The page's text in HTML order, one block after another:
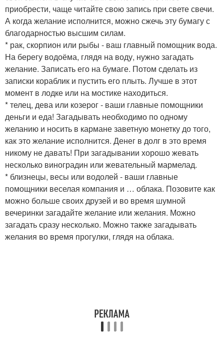
приобрести, чаще читайте свою запись при свете свечи.
А когда желание исполнится, можно сжечь эту бумагу с
благодарностью высшим силам.
* рак, скорпион или рыбы - ваш главный помощник вода.
На берегу водоёма, глядя на воду, нужно загадать
желание. Записать его на бумаге. Потом сделать из
записки кораблик и пустить его плыть. Лучше в этот
момент в лодке или на мостике находиться.
* телец, дева или козерог - ваши главные помощники
деньги и еда! Загадывать необходимо по одному
желанию и носить в кармане заветную монетку до того,
как это желание исполнится. Денег в долг в это время
никому не давать! При загадывании хорошо жевать
несколько виноградин или жевательный мармелад.
* близнецы, весы или водолей - ваши главные
помощники веселая компания и … облака. Позовите как
можно больше своих друзей и во время шумной
вечеринки загадайте желание или желания. Можно
загадать сразу несколько. Можно также загадывать
желания во время прогулки, глядя на облака.